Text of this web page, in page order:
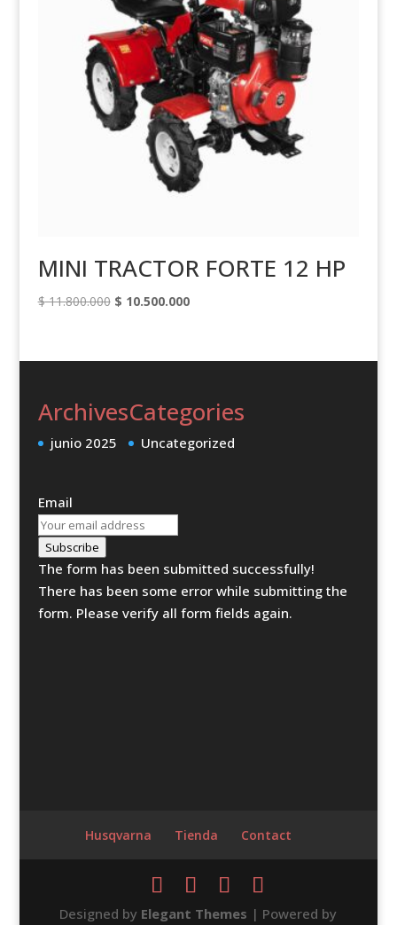
MINI TRACTOR FORTE 12 HP
$11.800.000 Original
$ 11.800.000.
$ 10.500.000Current
$ 10.500.000.
Archives
junio 2025
Categories
Uncategorized
Email
Subscribe
The form has been submitted successfully!
There has been some error while submitting the
form. Please verify all form fields again.
Husqvarna Tienda Contact
Designed by Elegant Themes | Powered by